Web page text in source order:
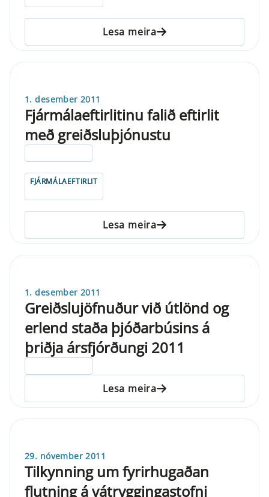
Lesa meira
1. desember 2011
Fjármálaeftirlitinu falið eftirlit
með greiðsluþjónustu
FJÁRMÁLAEFTIRLIT
Lesa meira
1. desember 2011
Greiðslujöfnuður við útlönd og
erlend staða þjóðarbúsins á
þriðja ársfjórðungi 2011
Lesa meira
29. nóvember 2011
Tilkynning um fyrirhugaðan
flutning á vátryggingastofni